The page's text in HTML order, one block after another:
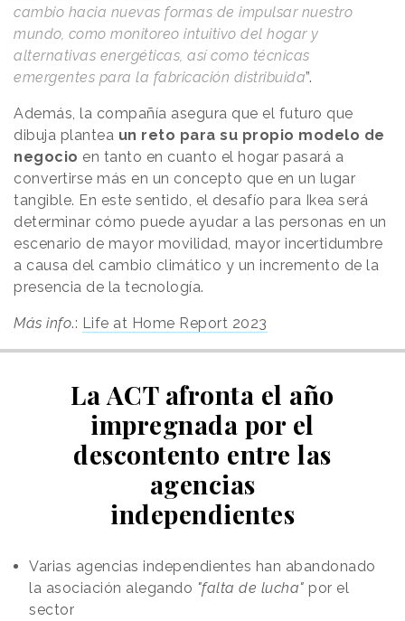
cambio hacia nuevas formas de impulsar nuestro
mundo, como monitoreo intuitivo del hogar y
alternativas energéticas, así como técnicas
emergentes para la fabricación distribuida”.
Además, la compañía asegura que el futuro que
dibuja plantea un reto para su propio modelo de
negocio en tanto en cuanto el hogar pasará a
convertirse más en un concepto que en un lugar
tangible. En este sentido, el desafío para Ikea será
determinar cómo puede ayudar a las personas en un
escenario de mayor movilidad, mayor incertidumbre
a causa del cambio climático y un incremento de la
presencia de la tecnología.
Más info.: Life at Home Report 2023
La ACT afronta el año
impregnada por el
descontento entre las
agencias
independientes
Varias agencias independientes han abandonado
la asociación alegando "falta de lucha" por el
sector